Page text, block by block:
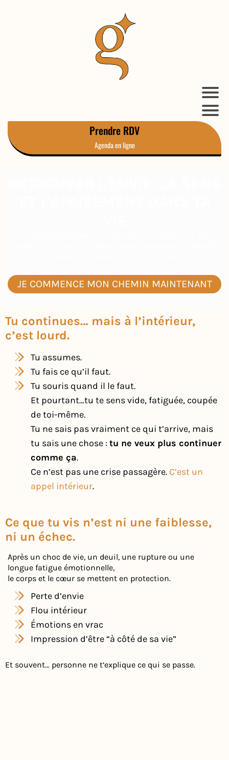
Prendre RDV
Agenda en ligne
JE COMMENCE MON CHEMIN MAINTENANT
Tu continues… mais à l’intérieur,
c’est lourd.
Tu assumes.
Tu fais ce qu’il faut.
Tu souris quand il le faut.
Et pourtant…tu te sens vide, fatiguée, coupée
de toi-même.
Tu ne sais pas vraiment ce qui t’arrive, mais
tu sais une chose : tu ne veux plus continuer
comme ça.
Ce n’est pas une crise passagère. C’est un
appel intérieur.
Ce que tu vis n’est ni une faiblesse,
ni un échec.
Après un choc de vie, un deuil, une rupture ou une
longue fatigue émotionnelle,
le corps et le cœur se mettent en protection.
Perte d’envie
Flou intérieur
Émotions en vrac
Impression d’être “à côté de sa vie”
Et souvent… personne ne t’explique ce qui se passe.